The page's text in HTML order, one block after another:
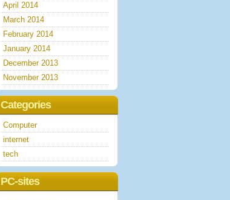
April 2014
March 2014
February 2014
January 2014
December 2013
November 2013
Categories
Computer
internet
tech
PC-sites